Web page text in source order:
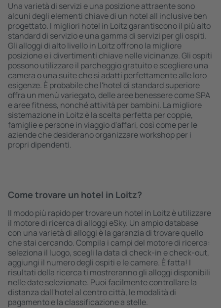
Una varietà di servizi e una posizione attraente sono
alcuni degli elementi chiave di un hotel all inclusive ben
progettato. I migliori hotel in Loitz garantiscono il più alto
standard di servizio e una gamma di servizi per gli ospiti.
Gli alloggi di alto livello in Loitz offrono la migliore
posizione e i divertimenti chiave nelle vicinanze. Gli ospiti
possono utilizzare il parcheggio gratuito e scegliere una
camera o una suite che si adatti perfettamente alle loro
esigenze. È probabile che l'hotel di standard superiore
offra un menù variegato, delle aree benessere come SPA
e aree fitness, nonché attività per bambini. La migliore
sistemazione in Loitz è la scelta perfetta per coppie,
famiglie e persone in viaggio d'affari, così come per le
aziende che desiderano organizzare workshop per i
propri dipendenti.
Come trovare un hotel in Loitz?
Il modo più rapido per trovare un hotel in Loitz è utilizzare
il motore di ricerca di alloggi eSky. Un ampio database
con una varietà di alloggi è la garanzia di trovare quello
che stai cercando. Compila i campi del motore di ricerca:
seleziona il luogo, scegli la data di check-in e check-out,
aggiungi il numero degli ospiti e le camere. È fatta! I
risultati della ricerca ti mostreranno gli alloggi disponibili
nelle date selezionate. Puoi facilmente controllare la
distanza dall'hotel al centro città, le modalità di
pagamento e la classificazione a stelle.